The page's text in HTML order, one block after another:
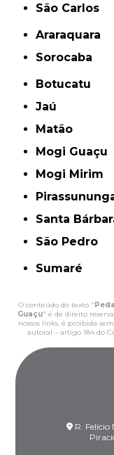
São Carlos
Araraquara
Sorocaba
Botucatu
Jaú
Matão
Mogi Guaçu
Mogi Mirim
Santa
São Pedro
Sumaré
O conteúdo do texto "
Guaçu" é de direito
nossos links, é proibida
autoral – artigo 184 do
R. Felício